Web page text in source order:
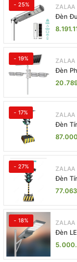
- 25% ZALAA
Đèn
- 19%
Đèn
Jsc
- 17%
Đèn
Trời
- 27%
Đèn
Trời
- 18% ZALAA
Đèn
TG